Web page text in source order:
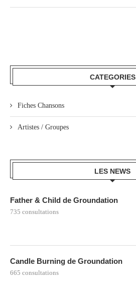
CATEGORIES
Fiches Chansons
Artistes / Groupes
LES NEWS
Father & Child de Groundation
735 consultations
Candle Burning de Groundation
665 consultations